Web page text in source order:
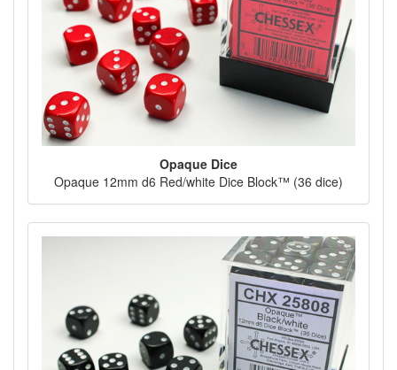
Opaque Dice
Opaque 12mm d6 Red/white Dice Block™ (36 dice)